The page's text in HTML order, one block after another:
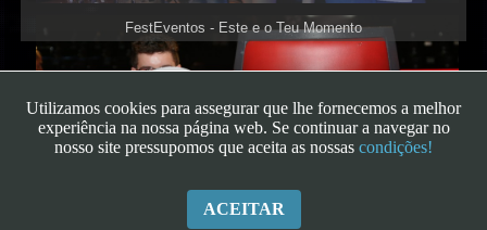
FestEventos - Este e o Teu Momento
FestEventos - Este é o Teu Momento
Utilizamos cookies para assegurar que lhe fornecemos a melhor
experiência na nossa página web. Se continuar a navegar no
nosso site pressupomos que aceita as nossas condições!
ACEITAR